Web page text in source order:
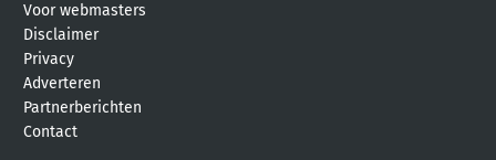
Voor webmasters
Disclaimer
Privacy
Adverteren
Partnerberichten
Contact